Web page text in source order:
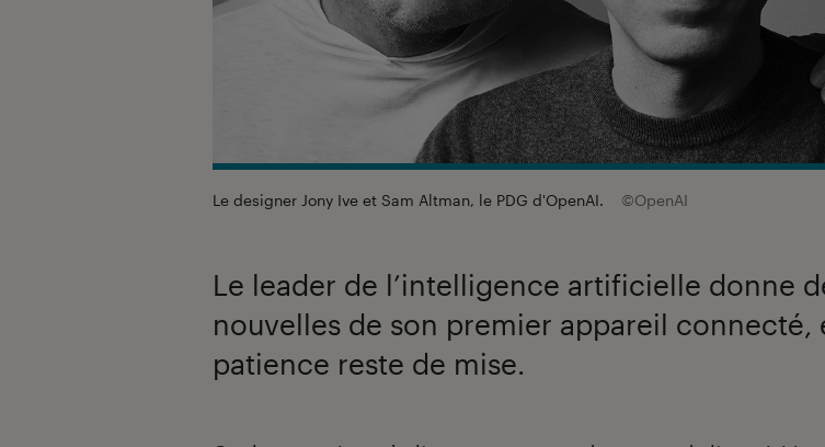
Le designer Jony Ive et Sam Altman, le PDG d'OpenAI. ©OpenAI
Le leader de l’intelligence artificielle donne
nouvelles de son premier appareil connecté,
patience reste de mise.